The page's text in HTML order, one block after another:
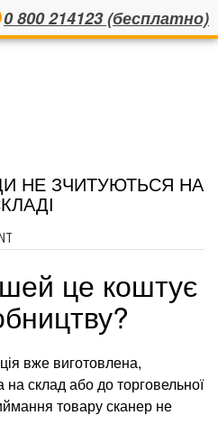
0 800 214123 (бесплатно)
НЕ ЗЧИТУЮТЬСЯ НА
це коштує
вже виготовлена,
склад або до торговельної
товару сканер не